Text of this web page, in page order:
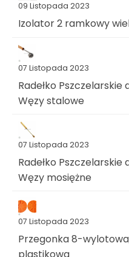
09 Listopada 2023
Izolator 2 ramkowy
07 Listopada 2023
Radełko
Węzy stalowe
07 Listopada 2023
Radełko
Węzy mosiężne
07 Listopada 2023
Przegonka 8-
plastikowa